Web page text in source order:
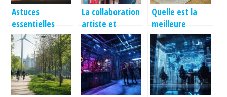
Astuces
essentielles
pour une
décoration
intérieure
réussie
La collaboration
artiste et
marque : une
alliance créative
au service de
l’innovation
Quelle est la
meilleure
matière pour un
tapis de salon ?